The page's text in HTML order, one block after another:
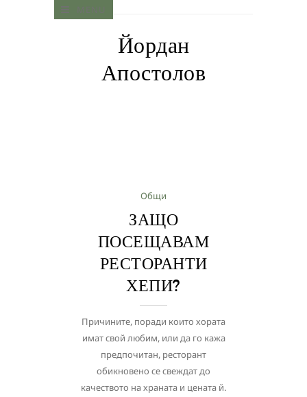
Йордан
Апостолов
Общи
ЗАЩО
ПОСЕЩАВАМ
РЕСТОРАНТИ
ХЕПИ?
Причините, поради които хората
имат свой любим, или да го кажа
предпочитан, ресторант
обикновено се свеждат до
качеството на храната и цената й.